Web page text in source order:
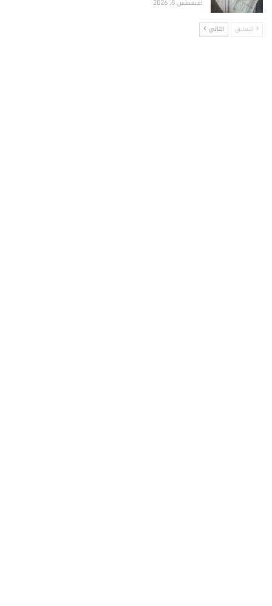
أغسطس 8, 2026
السابق التالي